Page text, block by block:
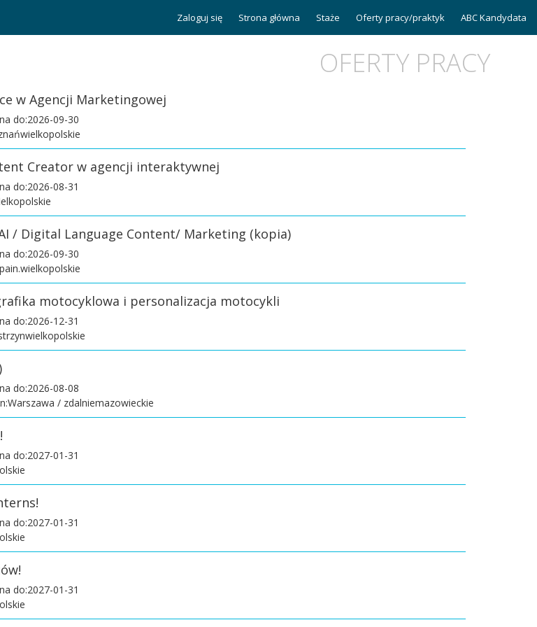
Zaloguj się Strona główna Staże Oferty pracy/praktyk ABC Kandydata
OFERTY PRACY
w Agencji Marketingowej
do:2026-09-30
Creator w agencji interaktywnej
do:2026-08-31
/ Digital Language Content/ Marketing (kopia)
do:2026-09-30
motocyklowa i personalizacja motocykli
do:2026-12-31
do:2026-08-08
/ zdalniemazowieckie
do:2027-01-31
do:2027-01-31
do:2027-01-31